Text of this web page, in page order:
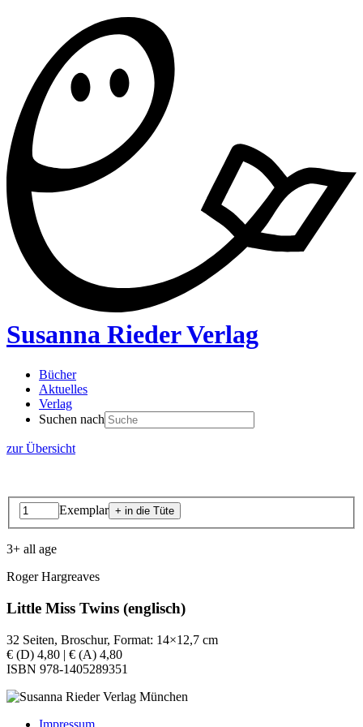
Susanna Rieder Verlag
Bücher
Aktuelles
Verlag
Suchen nach
zur Übersicht
Exemplar
3+ all age
Roger Hargreaves
Little Miss Twins (englisch)
32 Seiten, Broschur, Format: 14×12,7 cm
€ (D) 4,80 | € (A) 4,80
ISBN 978-1405289351
Impressum